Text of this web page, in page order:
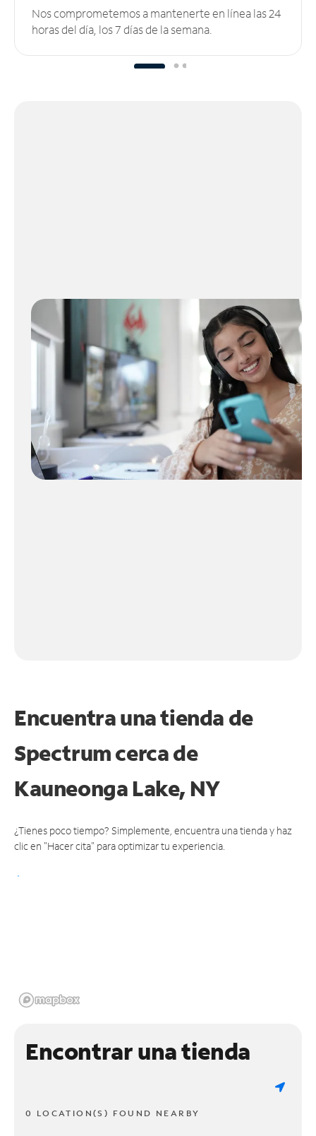
Nos comprometemos a mantenerte en línea las 24
horas del día, los 7 días de la semana.
Encuentra una tienda de
Spectrumcerca de
Kauneonga Lake, NY
¿Tienes poco tiempo? Simplemente, encuentra una tienda y haz
clic en "Hacer cita" para optimizar tu experiencia.
Encontrar una tienda
0 LOCATION(S) FOUND NEARBY